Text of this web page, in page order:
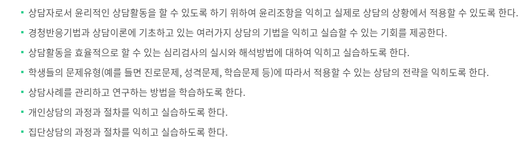
상담자로서 윤리적인 상담활동을 할 수 있도록 하기 위하여 윤리조항을 익히고 실제로 상담의 상황에서 적용할 수 있도록 한다.
경청반응기법과 상담이론에 기초하고 있는 여러가지 상담의 기법을 익히고 실습할 수 있는 기회를 제공한다.
상담활동을 효율적으로 할 수 있는 심리검사의 실시와 해석방법에 대하여 익히고 실습하도록 한다.
학생들의 문제유형(예를 들면 진로문제, 성격문제, 학습문제 등)에 따라서 적용할 수 있는 상담의 전략을 익히도록 한다.
상담사례를 관리하고 연구하는 방법을 학습하도록 한다.
개인상담의 과정과 절차를 익히고 실습하도록 한다.
집단상담의 과정과 절차를 익히고 실습하도록 한다.